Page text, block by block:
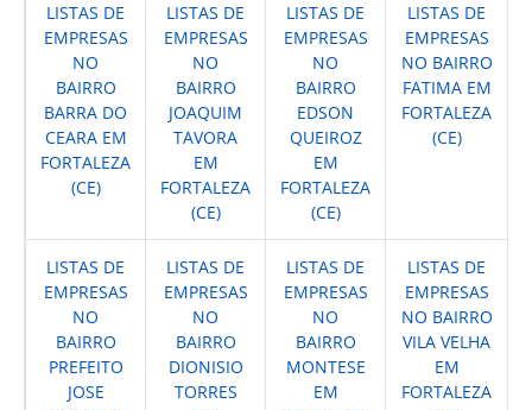
LISTAS DE
EMPRESAS
NO
BAIRRO
BARRA DO
CEARA EM
FORTALEZA
(CE)
LISTAS DE
EMPRESAS
NO
BAIRRO
JOAQUIM
TAVORA
EM
FORTALEZA
(CE)
LISTAS DE
EMPRESAS
NO
BAIRRO
EDSON
QUEIROZ
EM
FORTALEZA
(CE)
LISTAS DE
EMPRESAS
NO BAIRRO
FATIMA EM
FORTALEZA
(CE)
LISTAS DE
EMPRESAS
NO
BAIRRO
PREFEITO
JOSE
LISTAS DE
EMPRESAS
NO
BAIRRO
DIONISIO
TORRES
LISTAS DE
EMPRESAS
NO
BAIRRO
MONTESE
EM
LISTAS DE
EMPRESAS
NO BAIRRO
VILA VELHA
EM
FORTALEZA